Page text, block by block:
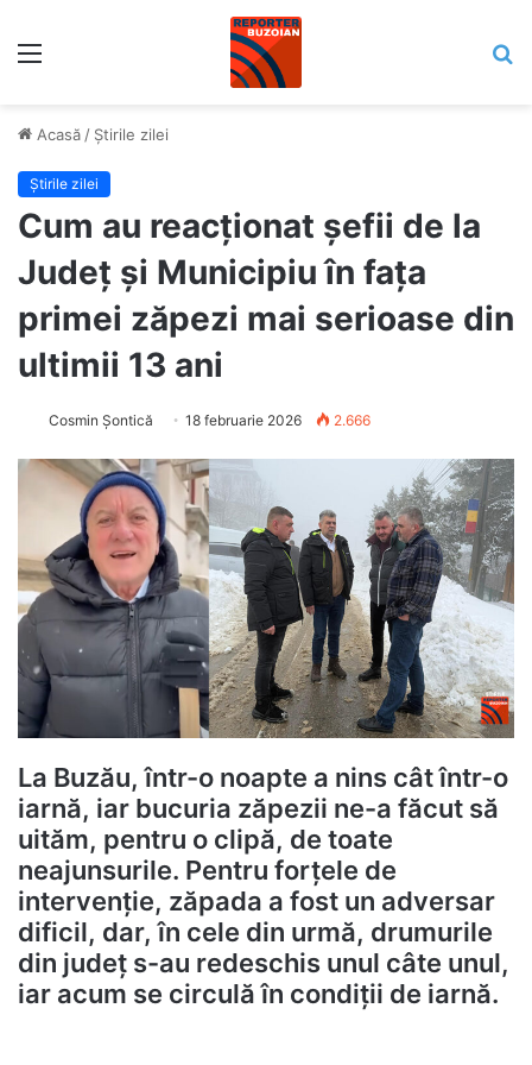
Acasă / Știrile zilei
Știrile zilei
Cum au reacționat șefii de la
Județ și Municipiu în fața
primei zăpezi mai serioase din
ultimii 13 ani
Cosmin Șontică 18 februarie 2026 2.666
La Buzău, într-o noapte a nins cât într-o
iarnă, iar bucuria zăpezii ne-a făcut să
uităm, pentru o clipă, de toate
neajunsurile. Pentru forțele de
intervenție, zăpada a fost un adversar
dificil, dar, în cele din urmă, drumurile
din județ s-au redeschis unul câte unul,
iar acum se circulă în condiții de iarnă.